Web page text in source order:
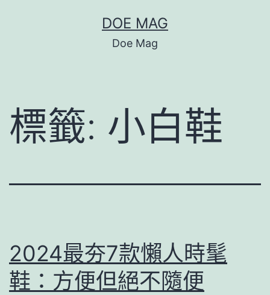
容
DOE MAG
Doe Mag
標籤: 小白鞋
2024最夯7款懶人時髦
鞋：方便但絕不隨便